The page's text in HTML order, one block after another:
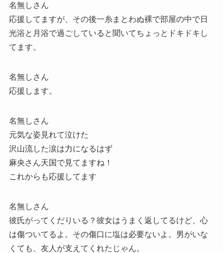
名無しさん
応援してますが、その後一糸まとわぬ裸で部屋の中で日
光浴と月浴で過ごしていると聞いてちょっとドキドキし
てます。
名無しさん
応援します。
名無しさん
元気な姿見れて泣けた
沢山流した涙は力になるはず
麻央さん天国で見てますね！
これからも応援してます
名無しさん
彼氏がってくだりいる？彼女はうまく返してるけど、心
は傷ついてるよ。その傷口に塩は必要ないよ。男がいな
くても、友人が支えてくれたじゃん。